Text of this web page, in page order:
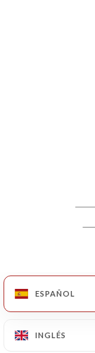
ESPAÑOL
INGLÉS
ESPAÑOL
INGLÉS